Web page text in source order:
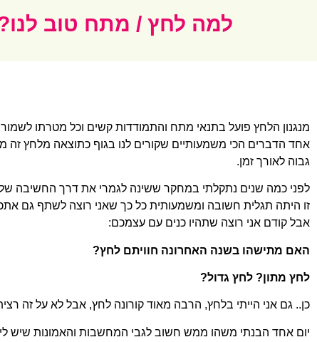
למה לחץ / מתח טוב לנו?
מנגנון הלחץ פועל בתנאי מתח והתמודדות קשים וכל מטרתו לשמור
אחד הדברים הכי משמעותיים שקורים לנו בגוף כתוצאה מלחץ זה
גבוה לאורך זמן.
לפני כמה שנים נתקלתי במחקר ששינה לגמרי את דרך החשיבה
זו היתה תגלית חשובה ומשמעותית כל כך שאני רוצה לשתף גם
אבל קודם אני רוצה שתהיו כנים עם עצמכם:
האם מתישהו בשנה האחרונה חוויתם לחץ?
לחץ מתון? לחץ גדול?
כן.. גם אני הייתי בלחץ, הרבה מאוד קורונה לחץ, אבל לא על זה
יום אחד הבנתי משהו ממש חשוב לגבי המחשבות והאמונות שיש